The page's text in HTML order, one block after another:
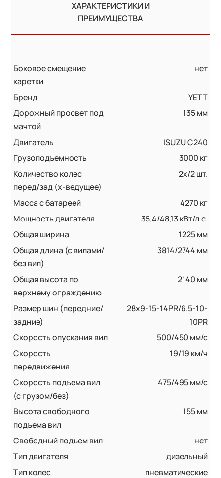
ХАРАКТЕРИСТИКИ И
ПРЕИМУЩЕСТВА
Боковое смещение
каретки
нет
Бренд
YETT
Дорожный просвет под
мачтой
135 мм
Двигатель
ISUZU C240
Грузоподъемность
3000 кг
Количество колес
перед/зад (x-ведущее)
2х/2 шт.
Масса с батареей
4270 кг
Мощность двигателя
35,4/48,13 кВт/л.с.
Общая ширина
1225 мм
Общая длина (с вилами/
без вил)
3814/2744 мм
Общая высота по
верхнему ограждению
2140 мм
Размер шин (передние/
задние)
28х9-15-14PR/6.5-10-
10PR
Скорость опускания вил
500/450 мм/с
Скорость
передвижения
19/19 км/ч
Скорость подъема вил
(с грузом/без)
475/495 мм/с
Высота свободного
подъема вил
155 мм
Свободный подъем вил
нет
Тип двигателя
дизельный
Тип колес
пневматические